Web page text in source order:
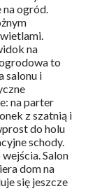
ogród.
na
to
salonu i
na parter
z szatnią i
do holu
schody.
Salon
dom na
się jeszcze